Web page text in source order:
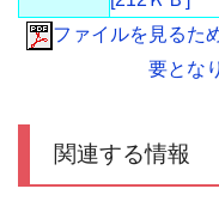
ファイルを見るた
要とな
関連する情報